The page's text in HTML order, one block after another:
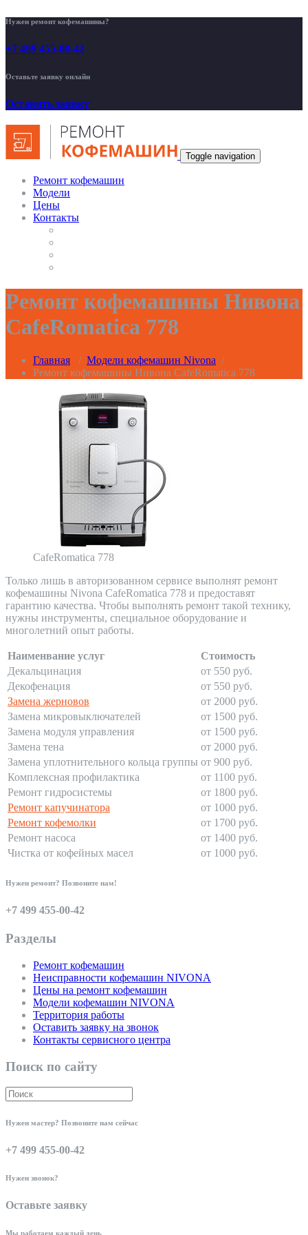
Нужен ремонт кофемашины?
+7 499 455-00-42
Оставьте заявку онлайн
Оставить заявку
Toggle navigation
Ремонт кофемашин
Модели
Цены
Контакты
Ремонт кофемашины Нивона
CafeRomatica 778
Главная / Модели кофемашин Nivona /
Ремонт кофемашины Нивона CafeRomatica 778
CafeRomatica 778
Только лишь в авторизованном сервисе выполнят ремонт
кофемашины Nivona CafeRomatica 778 и предоставят
гарантию качества. Чтобы выполнять ремонт такой технику,
нужны инструменты, специальное оборудование и
многолетний опыт работы.
Наименвание услуг
Стоимость
Декальцинация
от 550 руб.
Декофенация
от 550 руб.
Замена жерновов
от 2000 руб.
Замена микровыключателей
от 1500 руб.
Замена модуля управления
от 1500 руб.
Замена тена
от 2000 руб.
Замена уплотнительного кольца группы от 900 руб.
Комплексная профилактика
от 1100 руб.
Ремонт гидросистемы
от 1800 руб.
Ремонт капучинатора
от 1000 руб.
Ремонт кофемолки
от 1700 руб.
Ремонт насоса
от 1400 руб.
Чистка от кофейных масел
от 1000 руб.
Нужен ремонт? Позвоните нам!
+7 499 455-00-42
Разделы
Ремонт кофемашин
Неисправности кофемашин NIVONA
Цены на ремонт кофемашин
Модели кофемашин NIVONA
Территория работы
Оставить заявку на звонок
Контакты сервисного центра
Поиск по сайту
Нужен мастер? Позвоните нам сейчас
+7 499 455-00-42
Нужен звонок?
Оставьте заявку
Мы работаем каждый день